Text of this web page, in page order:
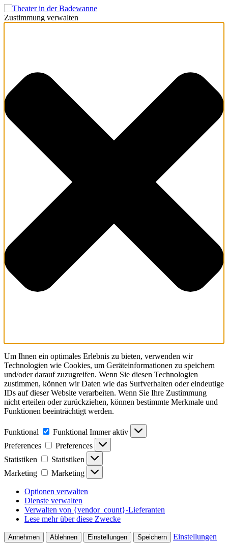
Zustimmung verwalten
Um Ihnen ein optimales Erlebnis zu bieten, verwenden wir
Technologien wie Cookies, um Geräteinformationen zu speichern
und/oder darauf zuzugreifen. Wenn Sie diesen Technologien
zustimmen, können wir Daten wie das Surfverhalten oder eindeutige
IDs auf dieser Website verarbeiten. Wenn Sie Ihre Zustimmung
nicht erteilen oder zurückziehen, können bestimmte Merkmale und
Funktionen beeinträchtigt werden.
Funktional Funktional Immer aktiv
Preferences
Preferences
Statistiken
Statistiken
Marketing
Marketing
Optionen verwalten
Dienste verwalten
Verwalten von {vendor_count}-Lieferanten
Lese mehr über diese Zwecke
Annehmen Ablehnen Einstellungen Speichern Einstellungen